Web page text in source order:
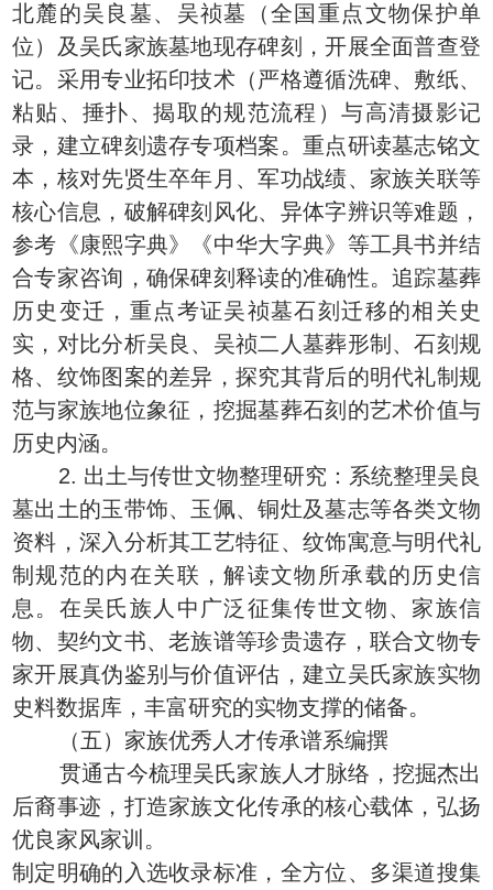
北麓的吴良墓、吴祯墓（全国重点文物保护单
位）及吴氏家族墓地现存碑刻，开展全面普查登
记。采用专业拓印技术（严格遵循洗碑、敷纸、
粘贴、捶扑、揭取的规范流程）与高清摄影记
录，建立碑刻遗存专项档案。重点研读墓志铭文
本，核对先贤生卒年月、军功战绩、家族关联等
核心信息，破解碑刻风化、异体字辨识等难题，
参考《康熙字典》《中华大字典》等工具书并结
合专家咨询，确保碑刻释读的准确性。追踪墓葬
历史变迁，重点考证吴祯墓石刻迁移的相关史
实，对比分析吴良、吴祯二人墓葬形制、石刻规
格、纹饰图案的差异，探究其背后的明代礼制规
范与家族地位象征，挖掘墓葬石刻的艺术价值与
历史内涵。
2. 出土与传世文物整理研究：系统整理吴良
墓出土的玉带饰、玉佩、铜灶及墓志等各类文物
资料，深入分析其工艺特征、纹饰寓意与明代礼
制规范的内在关联，解读文物所承载的历史信
息。在吴氏族人中广泛征集传世文物、家族信
物、契约文书、老族谱等珍贵遗存，联合文物专
家开展真伪鉴别与价值评估，建立吴氏家族实物
史料数据库，丰富研究的实物支撑的储备。
（五）家族优秀人才传承谱系编撰
贯通古今梳理吴氏家族人才脉络，挖掘杰出
后裔事迹，打造家族文化传承的核心载体，弘扬
优良家风家训。
制定明确的入选收录标准，全方位、多渠道搜集